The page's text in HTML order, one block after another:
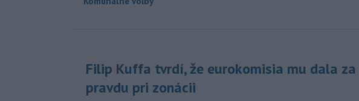
Filip Kuffa tvrdí, že eurokomisia mu dala za
pravdu pri zonácii